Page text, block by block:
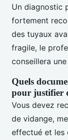
Un diagnostic
fortement
des tuyaux
fragile, le
conseillera
Quels
pour justifier
Vous devez
de vidange,
effectué et les